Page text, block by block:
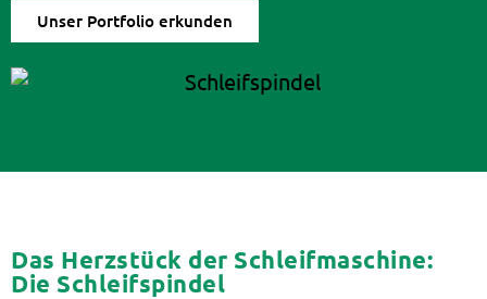
Unser Portfolio erkunden
Das Herzstück der Schleifmaschine:
Die Schleifspindel